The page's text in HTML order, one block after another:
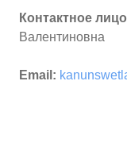
Контактное
Валентиновна
Email: